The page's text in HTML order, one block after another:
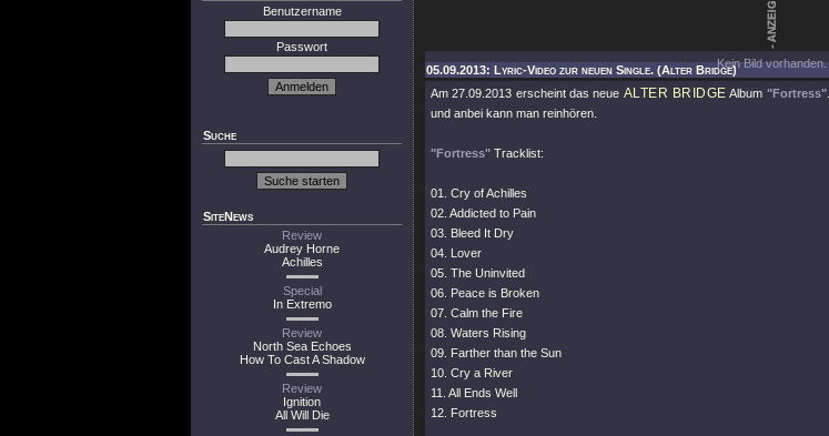
Benutzername
Passwort
Suche
SiteNews
Review
Audrey Horne
Achilles
Special
In Extremo
Review
North Sea Echoes
How To Cast A Shadow
Review
Ignition
All Will Die
Kein Bild vorhanden.
05.09.2013: Lyric-Video zur neuen Single. (Alter Bridge)
Am 27.09.2013 erscheint das neue ALTER BRIDGE Album "Fortress".
und anbei kann man reinhören.
"Fortress" Tracklist:
01. Cry of Achilles
02. Addicted to Pain
03. Bleed It Dry
04. Lover
05. The Uninvited
06. Peace is Broken
07. Calm the Fire
08. Waters Rising
09. Farther than the Sun
10. Cry a River
11. All Ends Well
12. Fortress